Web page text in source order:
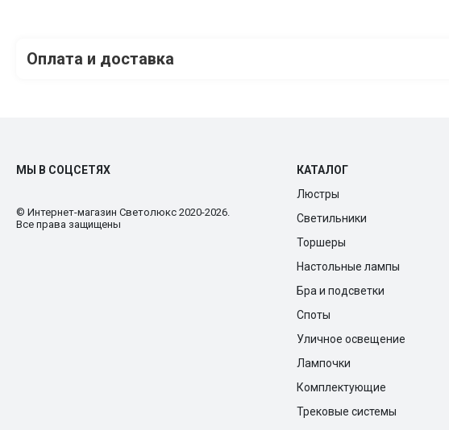
Оплата и доставка
МЫ В СОЦСЕТЯХ
© Интернет-магазин Cветолюкс 2020-2026.
Все права защищены
КАТАЛОГ
Люстры
Светильники
Торшеры
Настольные лампы
Бра и подсветки
Споты
Уличное освещение
Лампочки
Комплектующие
Трековые системы